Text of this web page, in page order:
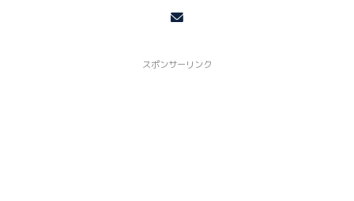
スポンサーリンク